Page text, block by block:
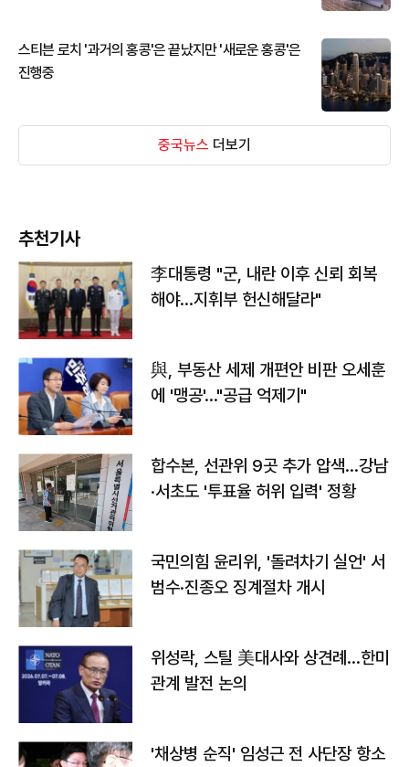
스티븐 로치 '과거의 홍콩'은 끝났지만 '새로운 홍콩'은
진행중
중국뉴스 더보기
추천기사
李대통령 "군, 내란 이후 신뢰 회복
해야…지휘부 헌신해달라"
與, 부동산 세제 개편안 비판 오세훈
에 '맹공'…"공급 억제기"
합수본, 선관위 9곳 추가 압색…강남
·서초도 '투표율 허위 입력' 정황
국민의힘 윤리위, '돌려차기 실언' 서
범수·진종오 징계절차 개시
위성락, 스틸 美대사와 상견례…한미
관계 발전 논의
'채상병 순직' 임성근 전 사단장 항소